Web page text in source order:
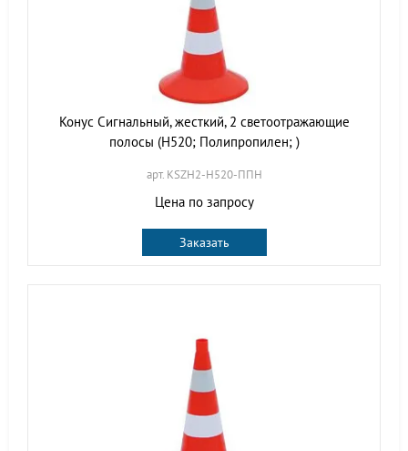
Конус Сигнальный, жесткий, 2 светоотражающие
полосы (H520; Полипропилен; )
арт. KSZH2-H520-ППН
Цена по запросу
Заказать